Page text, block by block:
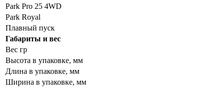
Park Pro 25 4WD
Park Royal
Плавный пуск
Габариты и вес
Вес гр
Высота в упаковке, мм
Длина в упаковке, мм
Ширина в упаковке, мм